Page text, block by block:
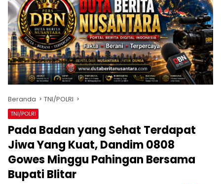
Beranda TNI/POLRI
TNI/POLRI
Pada Badan yang Sehat Terdapat
Jiwa Yang Kuat, Dandim 0808
Gowes Minggu Pahingan Bersama
Bupati Blitar